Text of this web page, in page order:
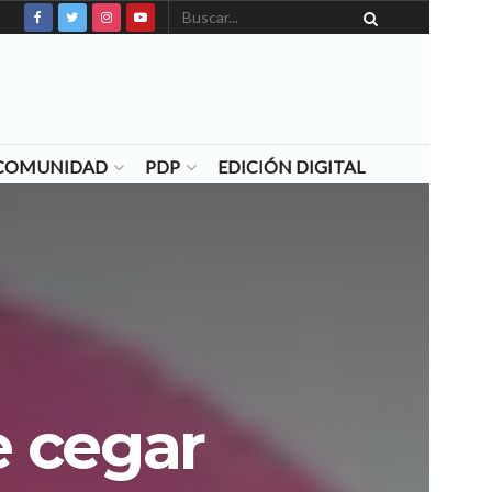
PDP EDICIÓN DIGITAL
cegar